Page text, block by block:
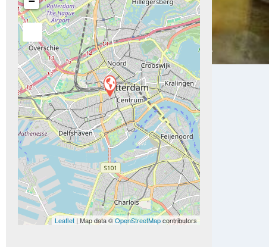
Leaflet| Map data ©OpenStreetMapcontributors